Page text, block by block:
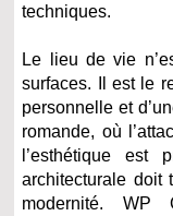
techniques.
Le lieu de vie
surfaces. Il est le
personnelle et
romande, où
l’esthétique est
architecturale doit
modernité. WP